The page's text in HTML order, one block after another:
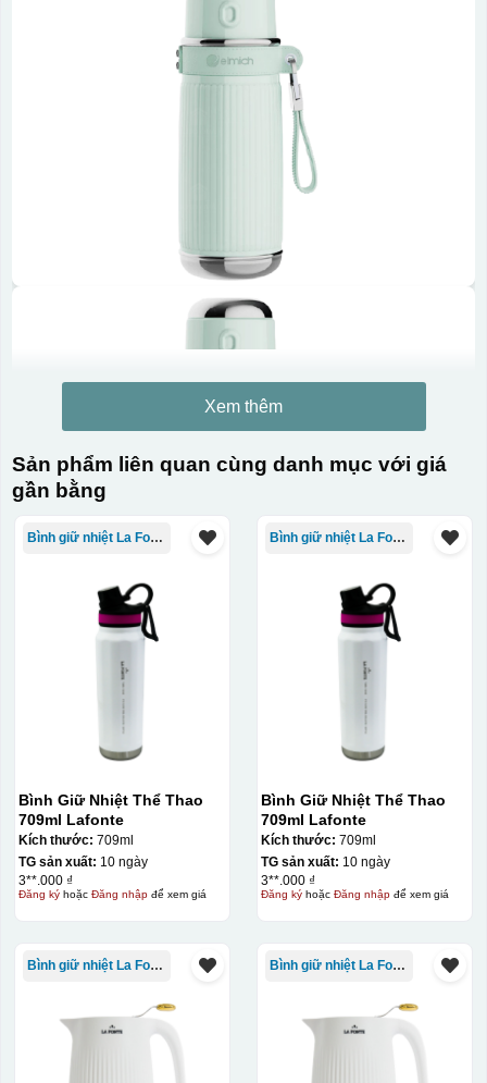
Kiểu in:
Khắc Laser
là một phương pháp chế tác sử dụng công
nghệ laser để tạo ra các hình ảnh, chữ viết, hoặc mẫu
Xem thêm
Sản phẩm liên quan cùng danh mục với giá
gần bằng
Bình giữ nhiệt La Fonte
Bình Giữ Nhiệt Thể Thao
709ml Lafonte
Kích thước: 709ml
TG sản xuất: 10 ngày
3**.000 ₫
Đăng kýhoặc Đăng nhậpđể xem giá
Bình giữ nhiệt La Fonte
Bình Giữ Nhiệt Thể Thao
709ml Lafonte
Kích thước: 709ml
TG sản xuất: 10 ngày
3**.000 ₫
Đăng kýhoặc Đăng nhậpđể xem giá
Bình giữ nhiệt La Fonte Bình giữ nhiệt La Fonte